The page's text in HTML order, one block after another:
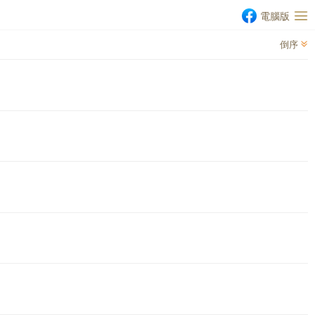
電腦版
倒序